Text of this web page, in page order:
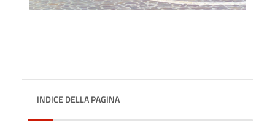
INDICE DELLA PAGINA